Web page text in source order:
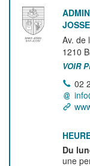
Av. de
1210
VOIR
02
Du
une